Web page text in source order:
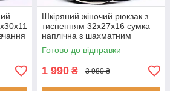
Шкіряний жіночий рюкзак з
тисненням 32х27х16 сумка
наплічна з шахматним
візерунком чорна натуральна
шкіра
Готово до відправки
1 990 ₴ 3 980 ₴